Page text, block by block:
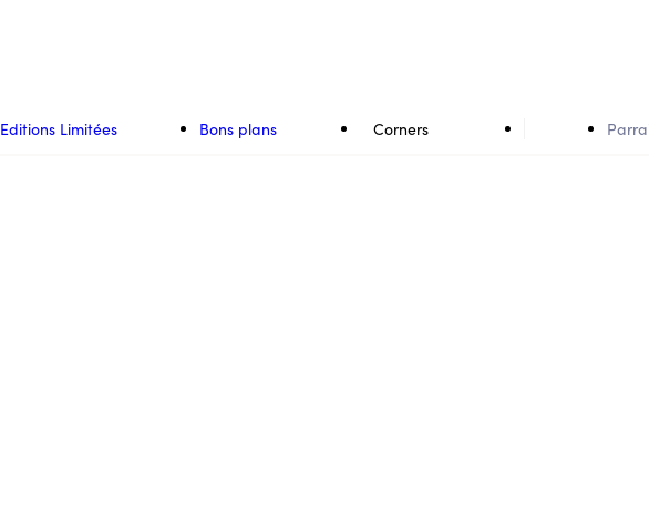
Editions Limitées Bons plans Corners